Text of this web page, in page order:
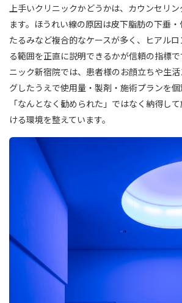
上手いクリニックかどうかは、カウンセリ
ます。ほうれい線の原因は皮下脂肪の下垂
たるみなど複合的なケースが多く、ヒアル
る範囲を正直に説明できるかが信頼の指標
ニック新宿院では、患者様のお顔立ちや生
グしたうえで使用量・製剤・施術プランを個
「なんとなく勧められた」ではなく納得し
ける環境を整えています。